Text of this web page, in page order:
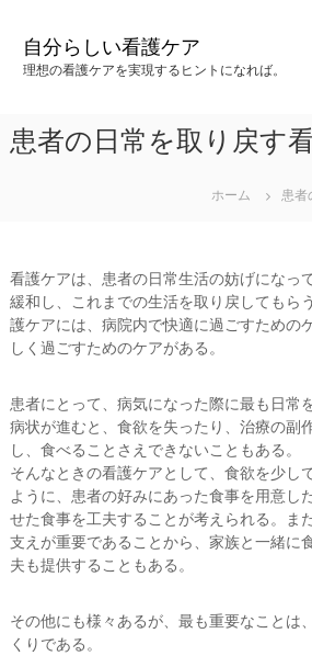
ス
自分らしい看護ケア
理想の看護ケアを実現するヒントになれば。
患者の日常を取り戻す
ホーム 患者
看護ケアは、患者の日常生活の妨げになっ
緩和し、これまでの生活を取り戻してもら
護ケアには、病院内で快適に過ごすための
しく過ごすためのケアがある。
患者にとって、病気になった際に最も日常
病状が進むと、食欲を失ったり、治療の副
し、食べることさえできないこともある。
そんなときの看護ケアとして、食欲を少し
ように、患者の好みにあった食事を用意し
せた食事を工夫することが考えられる。ま
支えが重要であることから、家族と一緒に
夫も提供することもある。
その他にも様々あるが、最も重要なことは
くりである。